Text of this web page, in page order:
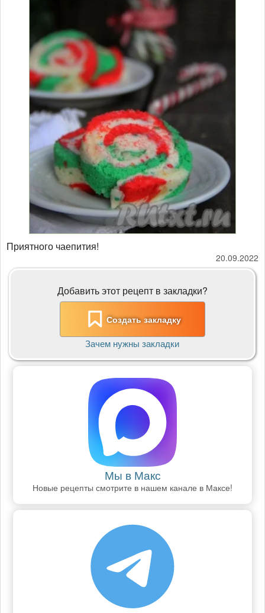
Приятного чаепития!
20.09.2022
Добавить этот рецепт в закладки?
Создать закладку
Зачем нужны закладки
Мы в Макс
Новые рецепты смотрите в нашем канале в Максе!